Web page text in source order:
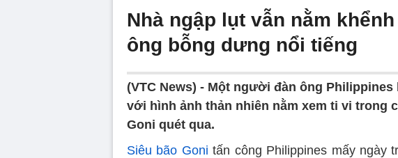
Nhà ngập lụt vẫn nằm
ông bỗng dưng nổi tiếng
(VTC News) - Một người đàn ông Philippines
với hình ảnh thản nhiên nằm xem ti vi trong
Goni quét qua.
Siêu bão Goni tấn công Philippines mấy ngày